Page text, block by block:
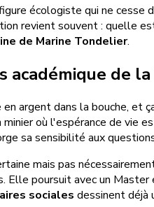
écologiste qui ne cesse
revient souvent : quelle
de Marine Tondelier.
académique de
argent dans la bouche,
où l'espérance de vie
sa sensibilité aux
mais pas
Elle poursuit avec un
sociales dessinent déjà